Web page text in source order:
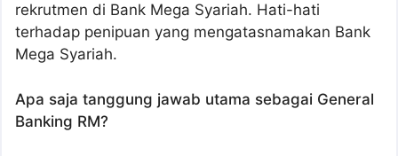
rekrutmen di Bank Mega Syariah. Hati-hati
terhadap penipuan yang mengatasnamakan Bank
Mega Syariah.
Apa saja tanggung jawab utama sebagai General
Banking RM?